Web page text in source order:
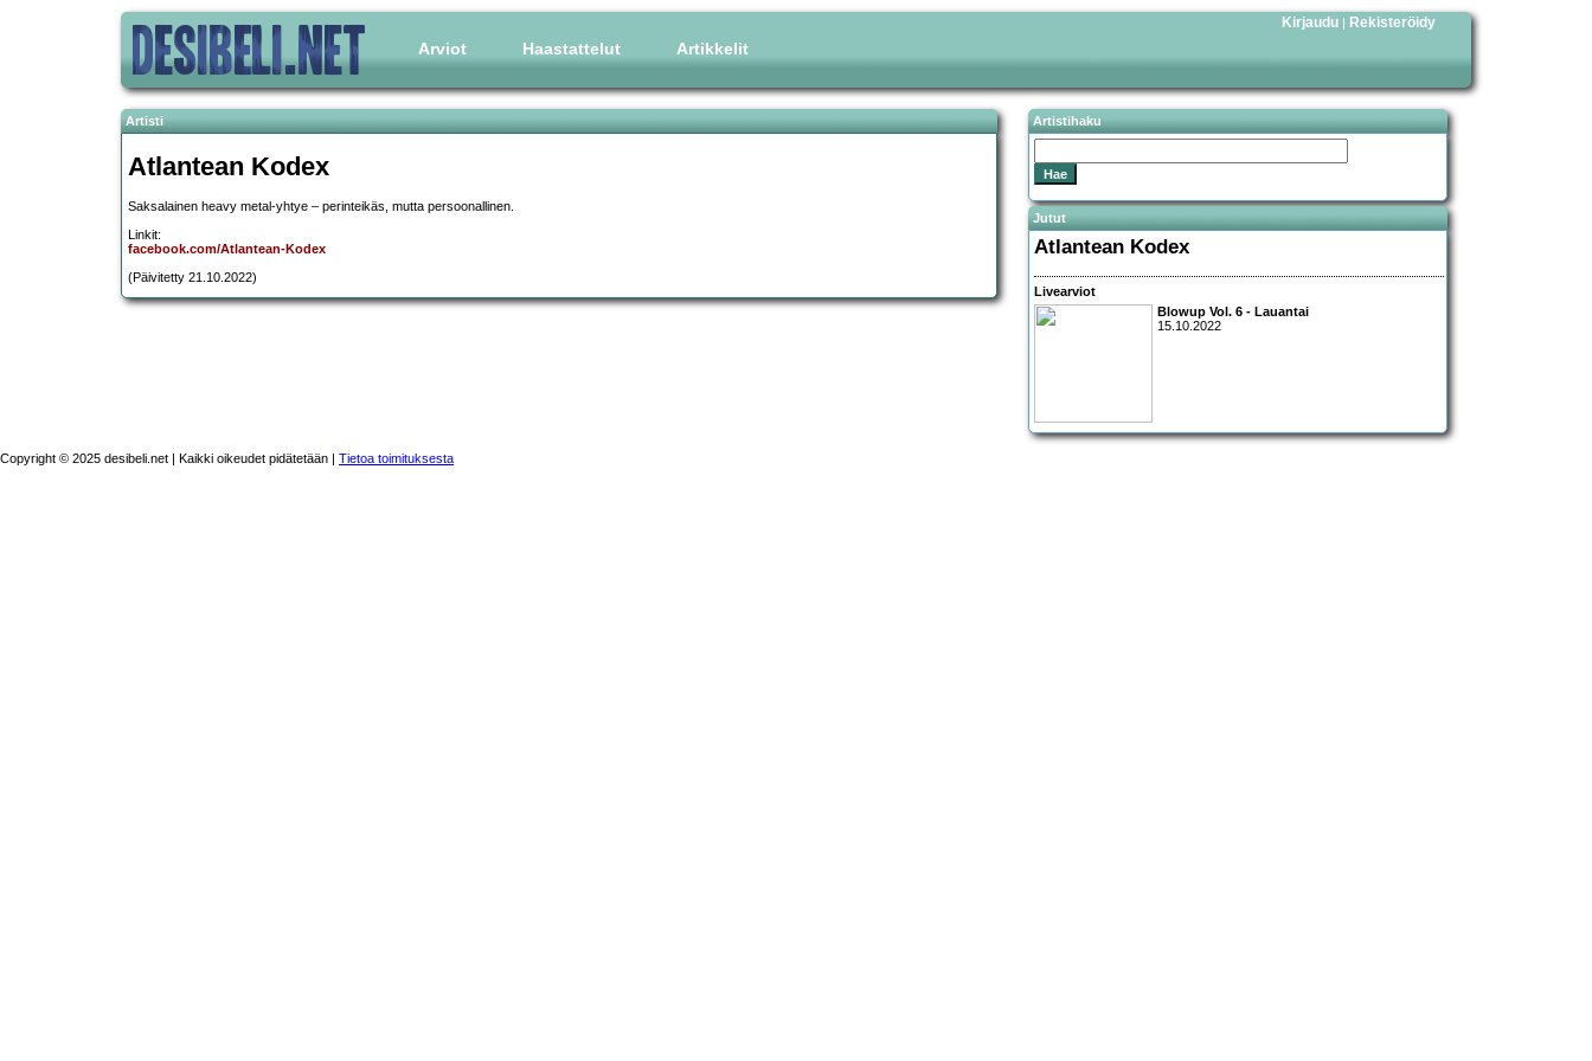
Arviot Haastattelut Artikkelit
Kirjaudu | Rekisteröidy
Artisti
Atlantean Kodex
Saksalainen heavy metal-yhtye – perinteikäs, mutta persoonallinen.
Linkit:
facebook.com/Atlantean-Kodex
(Päivitetty 21.10.2022)
Artistihaku
Jutut
Atlantean Kodex
Livearviot
Blowup Vol. 6 - Lauantai
15.10.2022
Copyright © 2025 desibeli.net | Kaikki oikeudet pidätetään | Tietoa toimituksesta